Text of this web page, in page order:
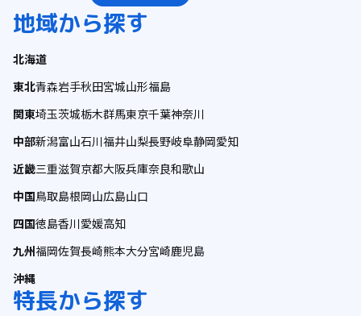
地域から探す
北海道
東北青森岩手秋田宮城山形福島
関東埼玉茨城栃木群馬東京千葉神奈川
中部新潟富山石川福井山梨長野岐阜静岡愛知
近畿三重滋賀京都大阪兵庫奈良和歌山
中国鳥取島根岡山広島山口
四国徳島香川愛媛高知
九州福岡佐賀長崎熊本大分宮崎鹿児島
沖縄
特長から探す